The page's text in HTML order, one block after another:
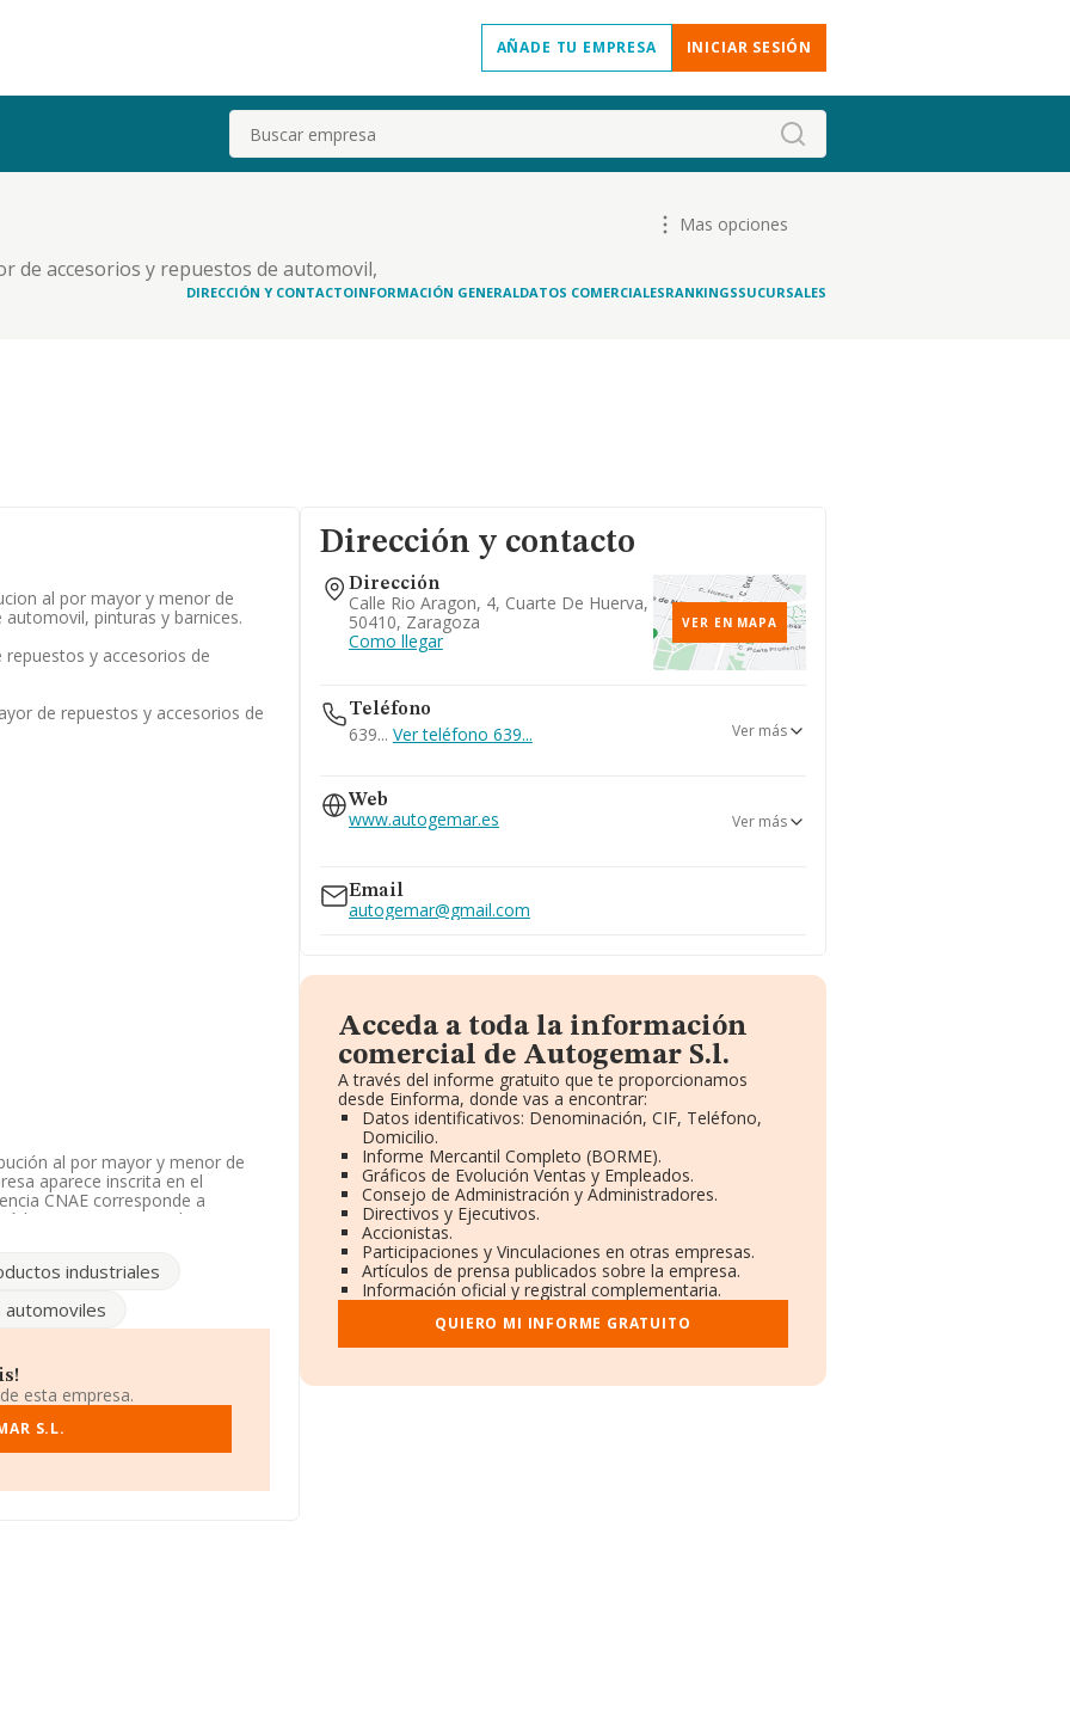
AÑADE TU EMPRESA INICIAR SESIÓN
Buscar
de accesorios y repuestos de automovil,
Mas opciones
DIRECCIÓN Y CONTACTOINFORMACIÓN GENERALDATOS COMERCIALESRANKINGSSUCURSALES
al por mayor y menor de
pinturas y barnices.
y accesorios de
de repuestos y accesorios de
al por mayor y menor de
aparece inscrita en el
CNAE corresponde a
es 4672. No realiza
de INFORMA, ha
rankings: la empresa ha caído
Madrid S.L
se ha posicionado 32.809
destacan
las compañías que se colocan
provincial pasando del
industriales
esta empresa.
S.L.
Dirección y contacto
Dirección
Calle Rio Aragon, 4, Cuarte De Huerva,
50410, Zaragoza
Como llegar
VER EN MAPA
Teléfono
639... Ver teléfono 639...
976965167
976126556
976124545
Ver más
Web
www.autogemar.es Ver más
Email
autogemar@gmail.com
Acceda a toda la información
comercial de Autogemar S.l.
A través del informe gratuito que te proporcionamos
desde Einforma, donde vas a encontrar:
Datos identificativos: Denominación, CIF, Teléfono,
Domicilio.
Informe Mercantil Completo (BORME).
Gráficos de Evolución Ventas y Empleados.
Consejo de Administración y Administradores.
Directivos y Ejecutivos.
Accionistas.
Participaciones y Vinculaciones en otras empresas.
Artículos de prensa publicados sobre la empresa.
Información oficial y registral complementaria.
QUIERO MI INFORME GRATUITO